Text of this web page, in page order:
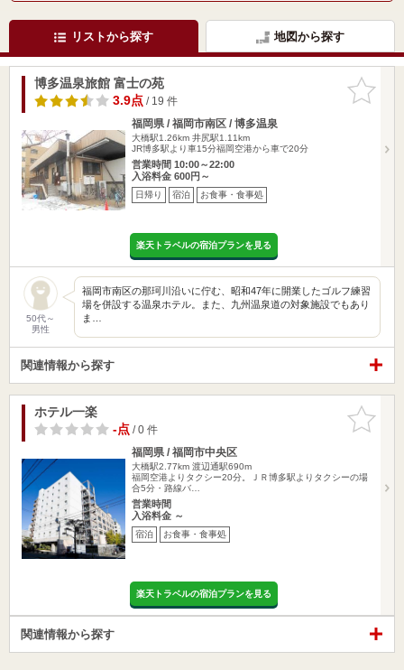
リストから探す 地図から探す
お気に入
りに追加
博多温泉旅館 富士の苑
3.9点/ 19 件
福岡県 / 福岡市南区 / 博多温泉
大橋駅1.26km 井尻駅1.11km
JR博多駅より車15分福岡空港から車で20分
営業時間 10:00～22:00
入浴料金 600円～
日帰り 宿泊 お食事・食事処
楽天トラベルの宿泊プランを見る
50代～
男性
福岡市南区の那珂川沿いに佇む、昭和47年に開業したゴルフ練習
場を併設する温泉ホテル。また、九州温泉道の対象施設でもあり
ま…
関連情報から探す
お気に入
りに追加
ホテル一楽
-点/ 0 件
福岡県 / 福岡市中央区
大橋駅2.77km 渡辺通駅690m
福岡空港よりタクシー20分。ＪＲ博多駅よりタクシーの場
合5分・路線バ…
営業時間
入浴料金 ～
宿泊 お食事・食事処
楽天トラベルの宿泊プランを見る
関連情報から探す